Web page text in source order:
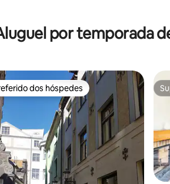
por temporada
média de 5, 100 avaliações
os melhores preferidos dos hóspedes
dos hóspedes